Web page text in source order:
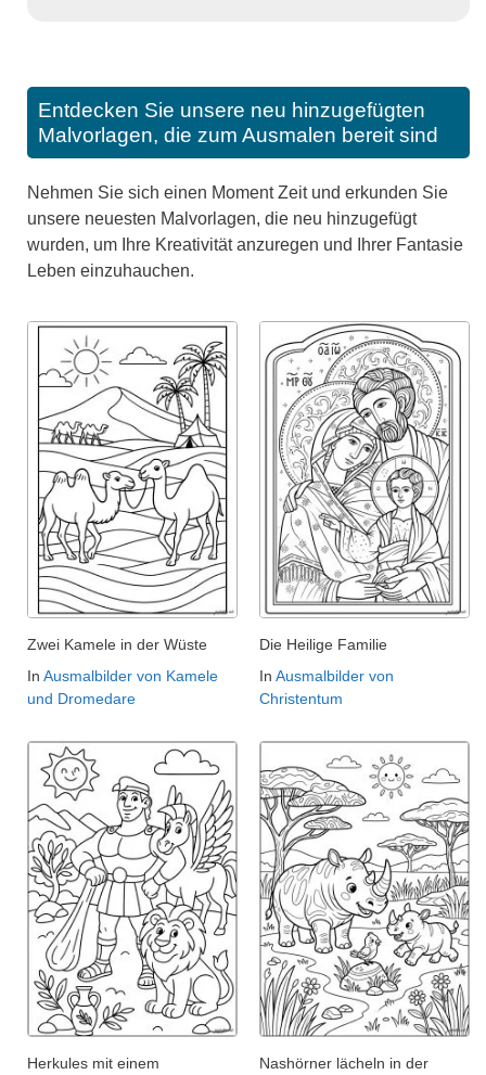
Entdecken Sie unsere neu hinzugefügten
Malvorlagen, die zum Ausmalen bereit sind
Nehmen Sie sich einen Moment Zeit und erkunden Sie
unsere neuesten Malvorlagen, die neu hinzugefügt
wurden, um Ihre Kreativität anzuregen und Ihrer Fantasie
Leben einzuhauchen.
Zwei Kamele in der Wüste
In Ausmalbilder von Kamele
und Dromedare
Die Heilige Familie
In Ausmalbilder von
Christentum
Herkules mit einem Nashörner lächeln in der